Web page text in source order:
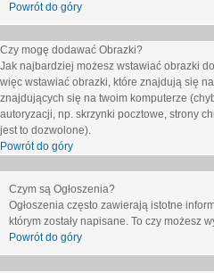
Powrót do góry
Czy mogę dodawać Obrazki?
Jak najbardziej możesz wstawiać obrazki
więc wstawiać obrazki, które znajdują się
znajdujących się na twoim komputerze
autoryzacji, np. skrzynki pocztowe, strony
jest to dozwolone).
Powrót do góry
Czym są Ogłoszenia?
Ogłoszenia często zawierają istotne
którym zostały napisane. To czy możesz
Powrót do góry